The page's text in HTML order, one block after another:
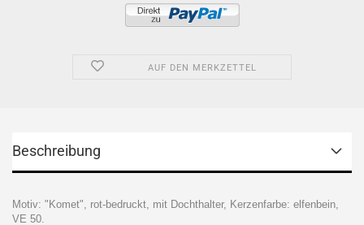
AUF DEN MERKZETTEL
Beschreibung
Motiv: "Komet", rot-bedruckt, mit Dochthalter, Kerzenfarbe: elfenbein,
VE 50.